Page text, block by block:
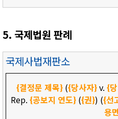
5. 국제법원 판례
국제사법재판소
{결정문 제목}({당사자}v. {
Rep. {공보지 연도}({권}) ({선
용